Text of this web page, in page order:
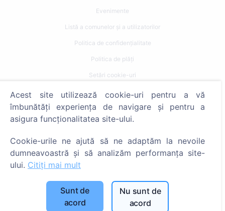
Evenimente
Listă a comunelor și a utilizatorilor
Politica de confidențialitate
Politica de plăți
Setări cookie-uri
Caută
Caută decedați
Servicii
Contacte
SIA "CEMETY", LV40103618951
Acest site utilizează cookie-uri pentru a vă
îmbunătăți experiența de navigare și pentru a
asigura funcționalitatea site-ului.
Cookie-urile ne ajută să ne adaptăm la nevoile
dumneavoastră și să analizăm performanța site-
ului. Citiți mai mult
Sunt de
acord
Nu sunt de
acord